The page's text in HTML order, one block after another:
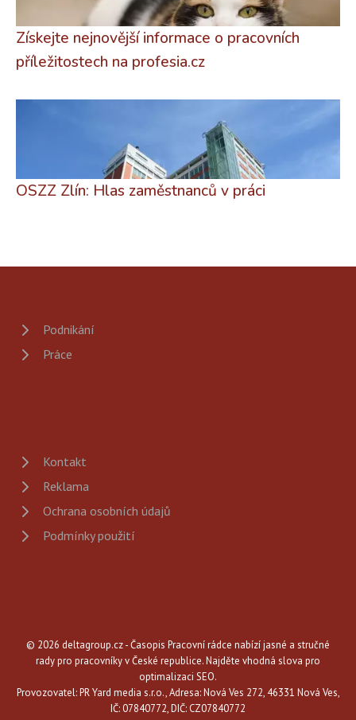
Získejte nejnovější informace o pracovních
příležitostech na profesia.cz
OSZZ Zlín: Hlas zaměstnanců v práci
Podnikání
Práce
Kontakt
Reklama
Ochrana osobních údajů
Podmínky použití
© 2026 deltagroup.cz - Časopis Pracovní rádce nabízí jasné a stručné
rady pro pracovníky v České republice. Najděte vhodná slova pro
optimalizaci SEO.
Provozovatel: PR Yard media s.r.o., Adresa: Nová Ves 272, 46331 Nová Ves,
IČ: 07840772, DIČ: CZ07840772